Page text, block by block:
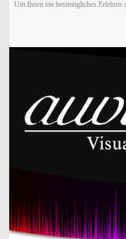
Um Ihnen ein bestmögliches